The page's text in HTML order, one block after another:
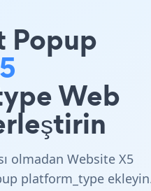
Popup
Web
olmadan Website X5
platform_type